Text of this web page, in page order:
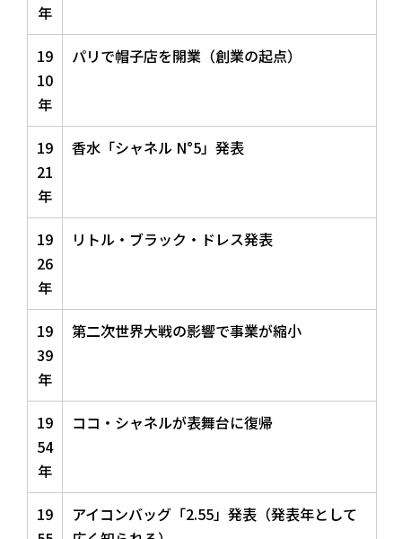
年
19
10
年
パリで帽子店を開業（創業の起点）
19
21
年
香水「シャネル N°5」発表
19
26
年
リトル・ブラック・ドレス発表
19
39
年
第二次世界大戦の影響で事業が縮小
19
54
年
ココ・シャネルが表舞台に復帰
19
アイコンバッグ「2.55」発表（発表年として